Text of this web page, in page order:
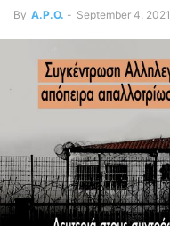
By A.P.O. - September 4, 2021